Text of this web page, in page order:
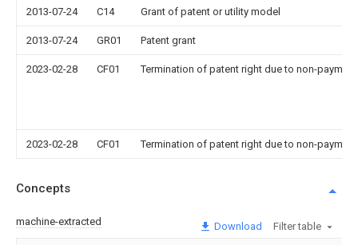
2013-07-24 C14 Grant of patent or utility model
2013-07-24 GR01 Patent grant
2023-02-28 CF01 Termination of patent right due to non-
2023-02-28 CF01 Termination of patent right due to non-
Concepts
machine-extracted Download Filter table